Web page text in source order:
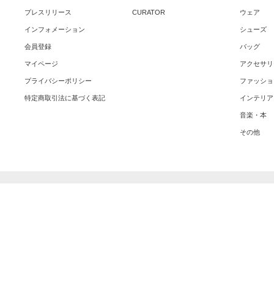
プレスリリース
インフォメーション
会員登録
マイページ
プライバシーポリシー
特定商取引法に基づく表記
CURATOR ウェア
シューズ
バッグ
アクセサ
ファッシ
インテリア
音楽・本
その他